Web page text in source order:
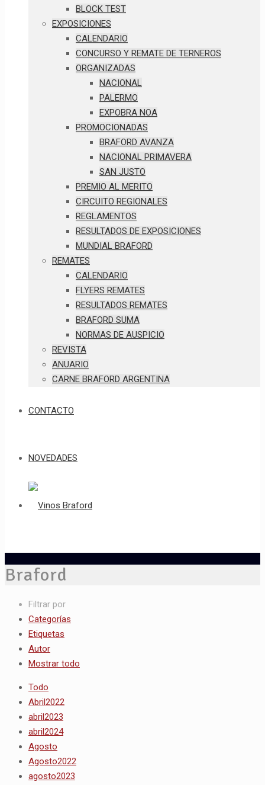
BLOCK TEST
EXPOSICIONES
CALENDARIO
CONCURSO Y REMATE DE TERNEROS
ORGANIZADAS
NACIONAL
PALERMO
EXPOBRA NOA
PROMOCIONADAS
BRAFORD AVANZA
NACIONAL PRIMAVERA
SAN JUSTO
PREMIO AL MERITO
CIRCUITO REGIONALES
REGLAMENTOS
RESULTADOS DE EXPOSICIONES
MUNDIAL BRAFORD
REMATES
CALENDARIO
FLYERS REMATES
RESULTADOS REMATES
BRAFORD SUMA
NORMAS DE AUSPICIO
REVISTA
ANUARIO
CARNE BRAFORD ARGENTINA
CONTACTO
NOVEDADES
Braford
Filtrar por
Categorías
Etiquetas
Autor
Mostrar todo
Todo
Abril2022
abril2023
abril2024
Agosto
Agosto2022
agosto2023